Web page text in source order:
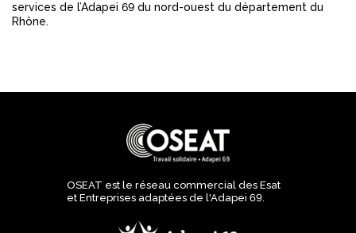
services de l’Adapei 69 du nord-ouest du département du
Rhône.
OSEAT est le réseau commercial des Esat
et Entreprises adaptées de l'Adapei 69.